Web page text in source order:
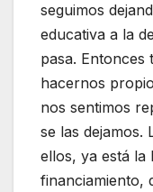
seguimos
educativa a la
pasa. Entonces
hacernos
nos sentimos
se las dejamos.
ellos, ya está la
financiamiento,